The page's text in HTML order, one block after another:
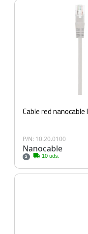
Cable red
P/N: 10.20.0100
Nanocable
2 10 uds.